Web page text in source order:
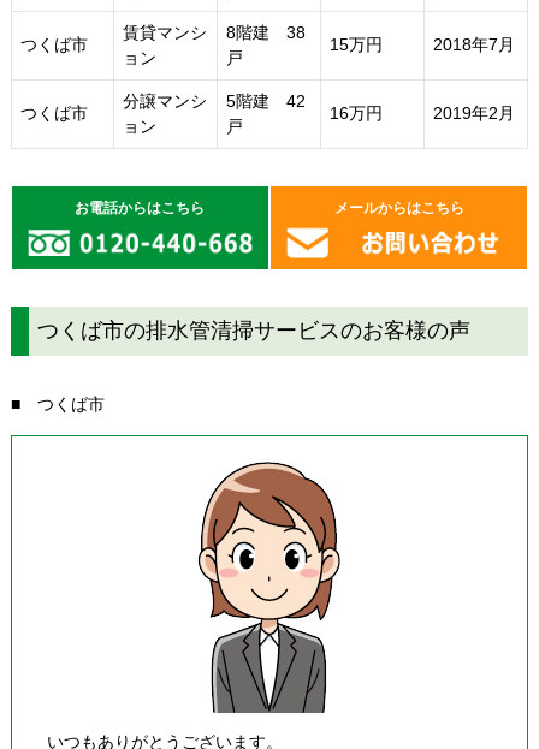
つくば市
賃貸マンシ
ョン
8階建 38
戸
15万円 2018年7月
つくば市
分譲マンシ
ョン
5階建 42
戸
16万円 2019年2月
お電話からはこちら メールからはこちら
つくば市の排水管清掃サービスのお客様の声
■ つくば市
いつもありがとうございます。